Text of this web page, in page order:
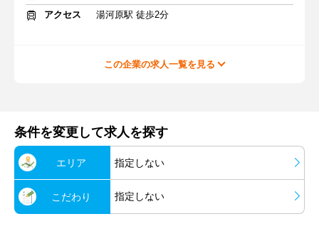
アクセス
湯河原駅 徒歩2分
この企業の求人一覧を見る
条件を変更して求人を探す
エリア 指定しない
こだわり 指定しない